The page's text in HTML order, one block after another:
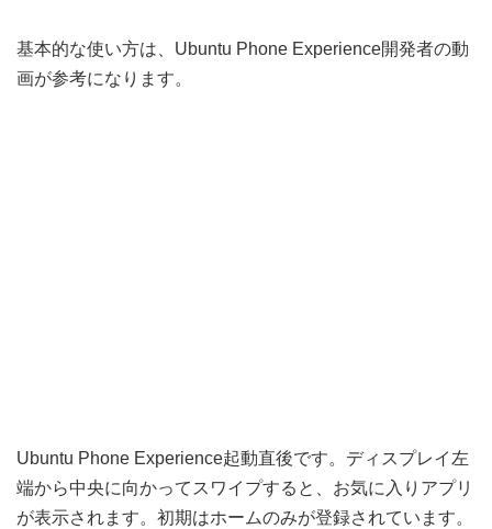
基本的な使い方は、Ubuntu Phone Experience開発者の動
画が参考になります。
Ubuntu Phone Experience起動直後です。ディスプレイ左
端から中央に向かってスワイプすると、お気に入りアプリ
が表示されます。初期はホームのみが登録されています。